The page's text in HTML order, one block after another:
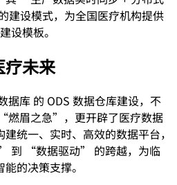
建设模式，为全国医疗机构提供
模板。
疗未来
据库 的 ODS 数据仓库建设，不
燃眉之急”，更开辟了医疗数据
统一、实时、高效的数据平台，
到 “数据驱动” 的跨越，为临
的决策支撑。